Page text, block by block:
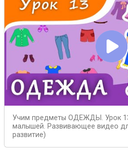
Учим предметы ОДЕЖДЫ. Урок
малышей. Развивающее видео
развитие)